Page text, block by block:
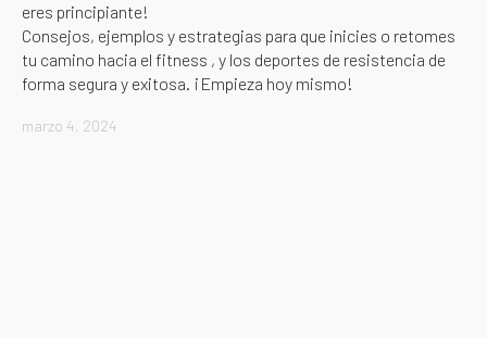
eres principiante!
Consejos, ejemplos y estrategias para que inicies o retomes
tu camino hacia el fitness , y los deportes de resistencia de
forma segura y exitosa. ¡Empieza hoy mismo!
marzo 4, 2024